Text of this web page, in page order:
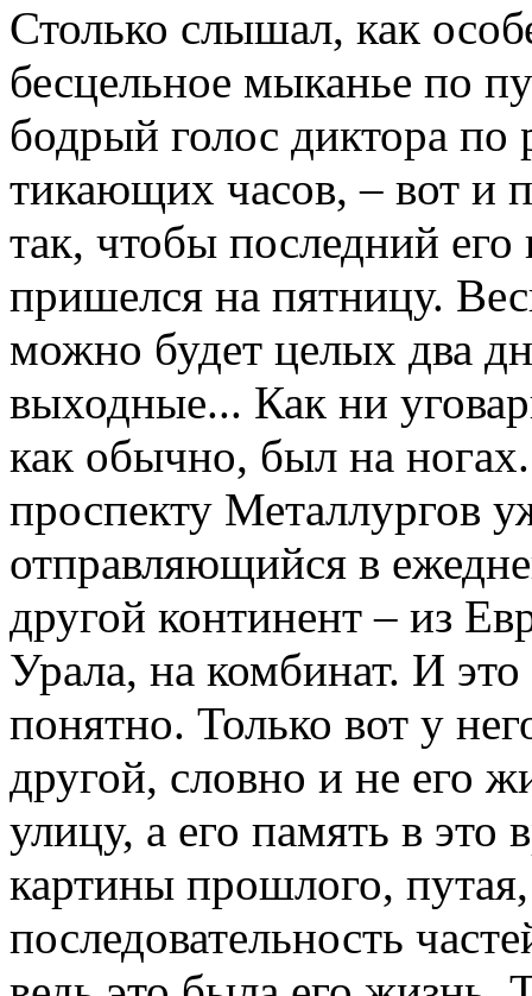
Столько слышал, как
бесцельное мыканье по
бодрый голос диктора
тикающих часов, – вот и
так, чтобы последний
пришелся на пятницу.
можно будет целых два
выходные... Как ни
как обычно, был на
проспекту Металлургов
отправляющийся в
другой континент – из
Урала, на комбинат. И
понятно. Только вот у
другой, словно и не его
улицу, а его память в
картины прошлого,
последовательность